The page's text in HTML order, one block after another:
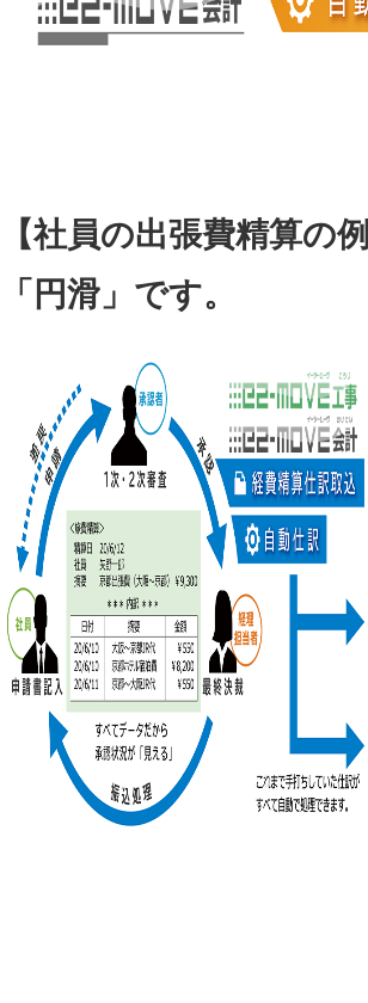
【社員の出張費精算の
「円滑」です。